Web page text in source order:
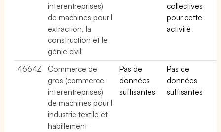
interentreprises)
de machines pour l
extraction, la
construction et le
génie civil
collectives
pour cette
activité
4664Z
Commerce de
gros (commerce
interentreprises)
de machines pour l
industrie textile et l
habillement
Pas de
données
suffisantes
Pas de
données
suffisantes